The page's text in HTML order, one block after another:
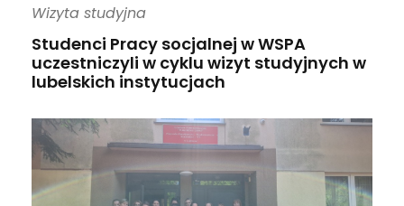
Wizyta studyjna
Studenci Pracy socjalnej w WSPA
uczestniczyli w cyklu wizyt studyjnych w
lubelskich instytucjach